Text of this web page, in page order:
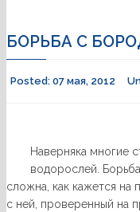
БОРЬБА С
Posted: 07 мая, 2012
Наверняка многие
водорослей.
сложна, как кажется
с ней, проверенный на